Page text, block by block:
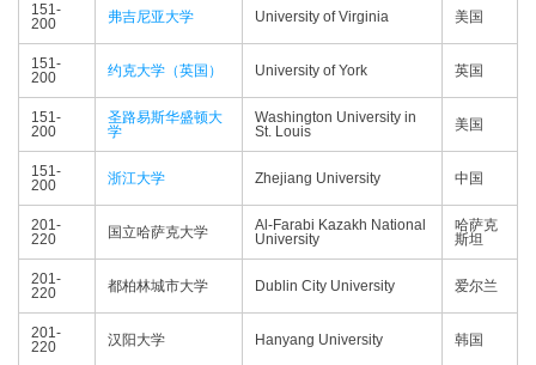
151-
200
弗吉尼亚大学 University of Virginia 美国
151-
200
约克大学（英国） University of York 英国
151-
200
圣路易斯华盛顿大
学
Washington University in
St. Louis
美国
151-
200
浙江大学 Zhejiang University 中国
201-
220
国立哈萨克大学
Al-Farabi Kazakh National
University
哈萨克
斯坦
201-
220
都柏林城市大学 Dublin City University 爱尔兰
201-
220
汉阳大学 Hanyang University 韩国